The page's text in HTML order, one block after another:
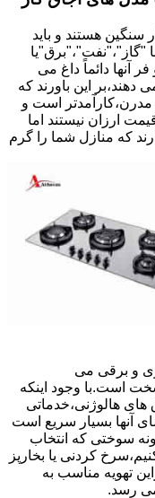
سنگین هستند و باید
"گاز"،"نفت"،"برق"یا
آنها دائماً داغ می
دهند،بر این باورند که
مدرن،کارآمدتر است و
ارزان نیستند اما
که منازل شما را گرم
و برقی می
است.با وجود اینکه
هالوژنی،خدماتی
آنها بسیار سریع است
سوختی که انتخاب
کردنی یا بخارپز
تهویه مناسب به
رسد.